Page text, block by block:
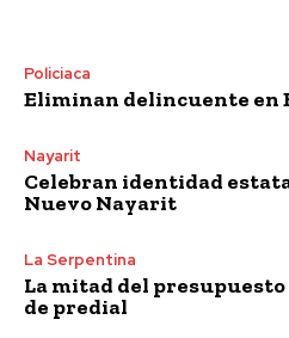
Policiaca
Eliminan delincuente en
Nayarit
Celebran identidad
Nuevo Nayarit
La Serpentina
La mitad del presupuesto
de predial